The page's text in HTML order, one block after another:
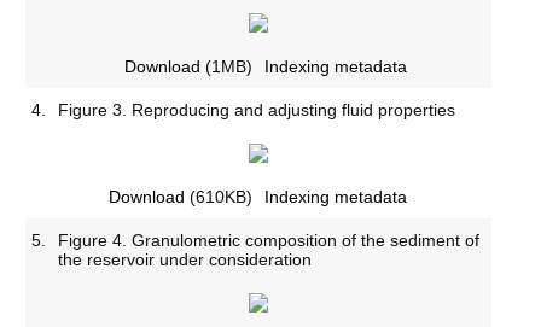
Download (1MB) Indexing metadata
4. Figure 3. Reproducing and adjusting fluid properties
Download (610KB) Indexing metadata
5.
Figure 4. Granulometric composition of the sediment of
the reservoir under consideration